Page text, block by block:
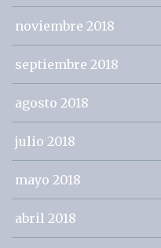
noviembre 2018
septiembre 2018
agosto 2018
julio 2018
mayo 2018
abril 2018